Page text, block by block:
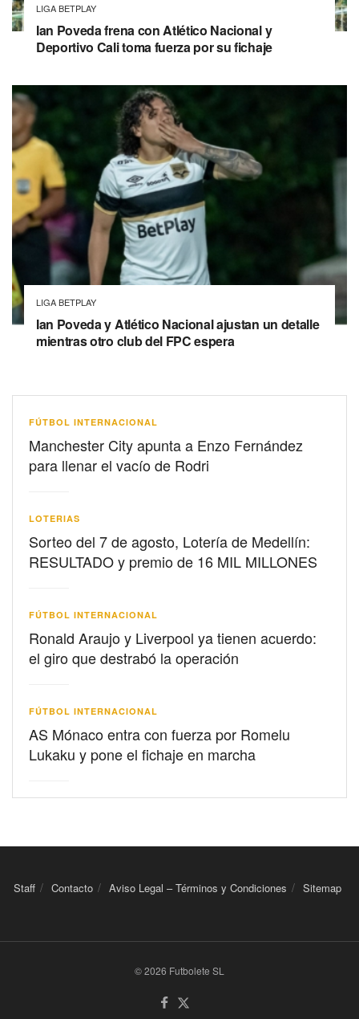
LIGA BETPLAY
Ian Poveda frena con Atlético Nacional y
Deportivo Cali toma fuerza por su fichaje
LIGA BETPLAY
Ian Poveda y Atlético Nacional ajustan un detalle
mientras otro club del FPC espera
FÚTBOL INTERNACIONAL
Manchester City apunta a Enzo Fernández
para llenar el vacío de Rodri
LOTERIAS
Sorteo del 7 de agosto, Lotería de Medellín:
RESULTADO y premio de 16 MIL MILLONES
FÚTBOL INTERNACIONAL
Ronald Araujo y Liverpool ya tienen acuerdo:
el giro que destrabó la operación
FÚTBOL INTERNACIONAL
AS Mónaco entra con fuerza por Romelu
Lukaku y pone el fichaje en marcha
Staff Contacto Aviso Legal – Términos y Condiciones Sitemap
© 2026 Futbolete SL